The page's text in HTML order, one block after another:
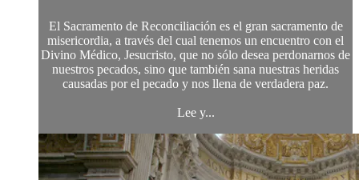
El Sacramento de Reconciliación es el gran sacramento de
misericordia, a través del cual tenemos un encuentro con el
Divino Médico, Jesucristo, que no sólo desea perdonarnos de
nuestros pecados, sino que también sana nuestras heridas
causadas por el pecado y nos llena de verdadera paz.
Lee y...